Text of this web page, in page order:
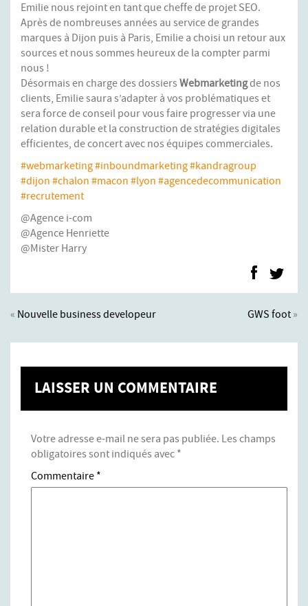
Emilie nous rejoint en tant que cheffe de projet SEO.
Après de nombreuses années au service de grandes
marques à Dijon puis à Paris, Emilie a choisi un retour aux
sources et nous sommes heureux de la compter parmi
nous !
Désormais en charge des dossiers Webmarketingde nos
clients, Emilie saura s’adapter à vos problématiques et
sera force de conseil pour vous faire progresser via une
relation durable et la construction de stratégies digitales
efficientes, de concert avec nos équipes commerciales.
#webmarketing#inboundmarketing#kandragroup
#dijon #chalon #macon #lyon #agencedecommunication
#recrutement
@Agence i-com
@Agence Henriette
@Mister Harry
« Nouvelle business developeur GWS foot »
LAISSER UN COMMENTAIRE
Votre adresse e-mail ne sera pas publiée. Les champs
obligatoires sont indiqués avec *
Commentaire *